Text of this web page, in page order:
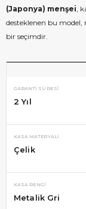
(Japonya) menşei ,
desteklenen bu model,
bir seçimdir.
GARANTI SÜRESI
2 Yıl
KASA MATERYALI
Çelik
KASA RENGI
Metalik Gri